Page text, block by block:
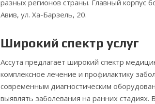
разных регионов страны. Главный корпус
Авив, ул. Ха-Барзель, 20.
Широкий спектр услуг
Ассута предлагает широкий спектр
комплексное лечение и профилактику
современным диагностическим
выявлять заболевания на ранних стадиях.